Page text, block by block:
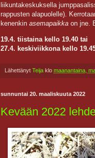
liikuntakeskuksella
rappusten alapuolelle).
kenenkin asemapaikka on jne.
19.4. tiistaina kello 19.40 tai
27.4. keskiviikkona kello
Lähettänyt Teija klo maanantaina,
sunnuntai 20. maaliskuuta 2022
Kevään 2022